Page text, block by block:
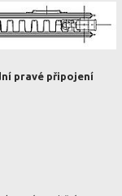
pravé připojení